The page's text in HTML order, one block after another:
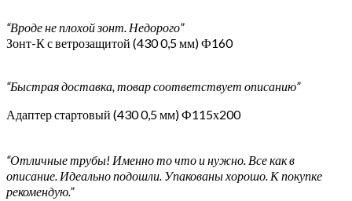
“Вроде не плохой зонт. Недорого”
Зонт-К с ветрозащитой (430 0,5 мм) Ф160
“Быстрая доставка, товар соответствует описанию”
Адаптер стартовый (430 0,5 мм) Ф115х200
“Отличные трубы! Именно то что и нужно. Все как в
описание. Идеально подошли. Упакованы хорошо. К покупке
рекомендую.”